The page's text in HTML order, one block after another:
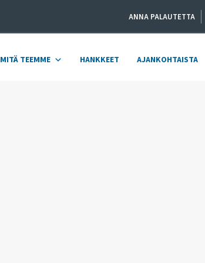
ANNA PALAUTETTA
MITÄ TEEMME HANKKEET AJANKOHTAISTA